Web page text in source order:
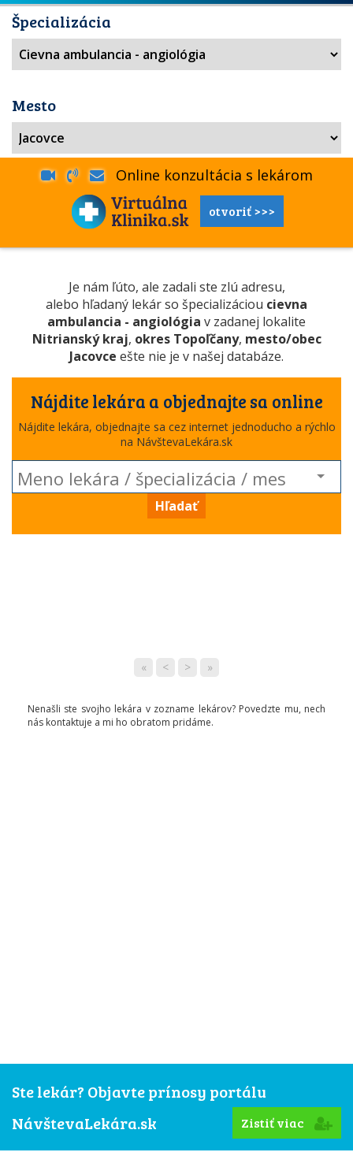
Špecializácia
Mesto
Online konzultácia s lekárom
otvoriť >>>
Je nám ľúto, ale zadali ste zlú adresu,
alebo hľadaný lekár so špecializáciou cievna
ambulancia - angiológia v zadanej lokalite
Nitrianský kraj, okres Topoľčany, mesto/obec
Jacovce ešte nie je v našej databáze.
Nájdite lekára a objednajte sa online
Nájdite lekára, objednajte sa cez internet jednoducho a rýchlo
na NávštevaLekára.sk
Hľadať
« < > »
Nenašli ste svojho lekára v zozname lekárov? Povedzte mu, nech
nás kontaktuje a mi ho obratom pridáme.
Ste lekár? Objavte prínosy portálu
NávštevaLekára.sk
Zistiť viac